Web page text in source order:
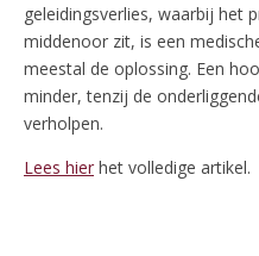
geleidingsverlies, waarbij het
middenoor zit, is een
meestal de oplossing. Een
minder, tenzij de
verholpen.
Lees hier het volledige artikel.